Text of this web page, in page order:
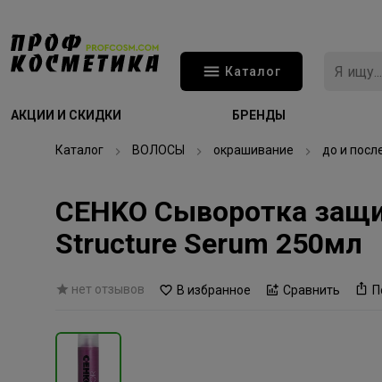
Каталог
АКЦИИ И СКИДКИ БРЕНДЫ
Каталог ВОЛОСЫ окрашивание до и
CEHKO Сыворотка
Structure Serum 250мл
нет отзывов В избранное Сравнить